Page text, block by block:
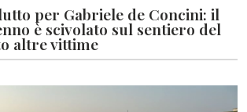
per Gabriele de Concini: il
è scivolato sul sentiero del
altre vittime